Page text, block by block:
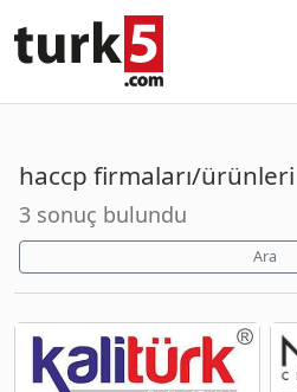
haccp firmaları/ürünleri
3 sonuç bulundu
Ara